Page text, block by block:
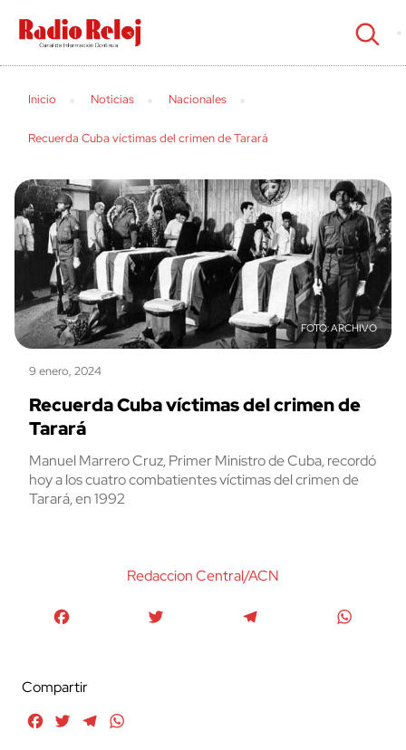
cerrar
Inicio Noticias Nacionales
Recuerda Cuba víctimas del crimen de Tarará
ARCHIVO
9 enero, 2024
Recuerda Cuba víctimas del crimen de
Tarará
Manuel Marrero Cruz, Primer Ministro de Cuba, recordó
hoy a los cuatro combatientes víctimas del crimen de
Tarará, en 1992
Redaccion Central/ACN
Compartir
FacebookTwitterTelegram